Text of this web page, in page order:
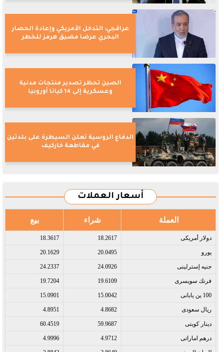
عراقجي: التدخل الأمريكي وإعادة الحصار
البحري عرضا مضيق هرمز للخطر
الصين تحظر تصدير منتجات مدنية
وعسكرية إلى 14 كيانا أوروبيا
الدفاع الروسية تعلن السيطرة على بلدتين
في مقاطعة خاركيف
أسعار العملات
العملة شراء بيع
دولار أمريكى​ 18.2617
18.3617
يورو​ 20.0495
20.1629
جنيه إسترلينى​ 24.0926
24.2337
فرنك سويسرى​ 19.6109
19.7204
100 ين يابانى​ 15.0042
15.0901
ريال سعودى​ 4.8682
4.8951
دينار كويتى​ 59.9687
60.4519
درهم اماراتى​ 4.9712
4.9996